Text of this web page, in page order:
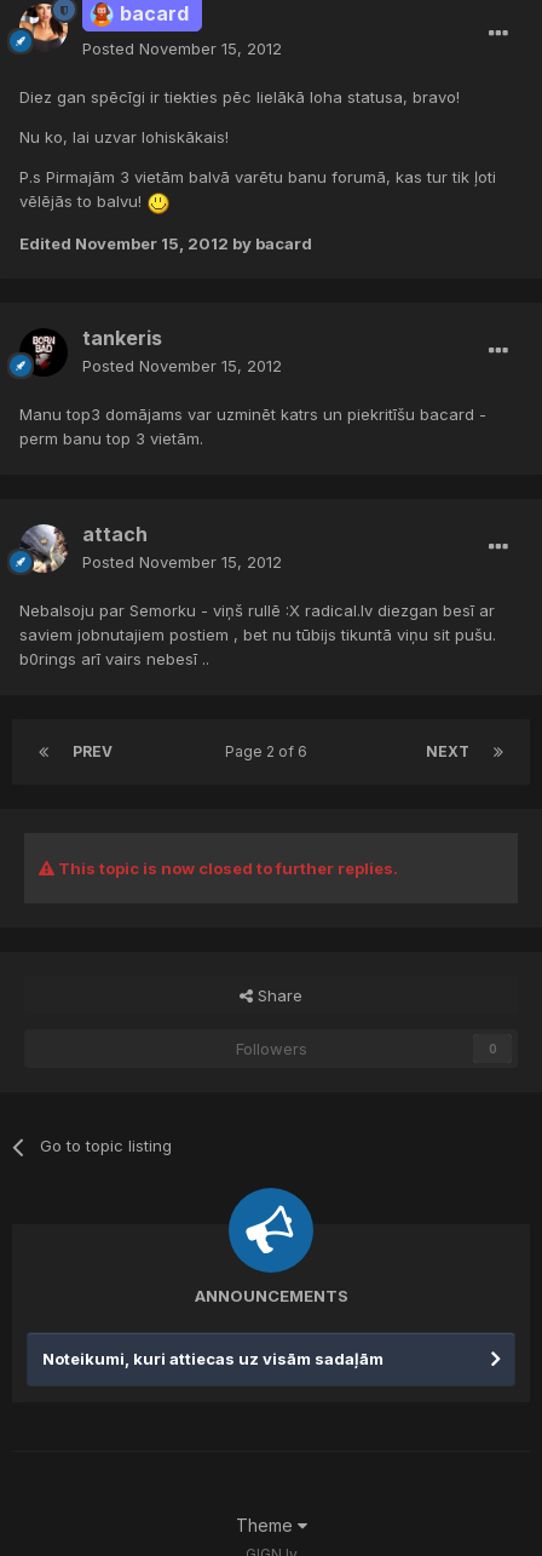
bacard
Posted November 15, 2012
Diez gan spēcīgi ir tiekties pēc lielākā loha statusa, bravo!
Nu ko, lai uzvar lohiskākais!
P.s Pirmajām 3 vietām balvā varētu banu forumā, kas tur tik ļoti
vēlējās to balvu!
Edited November 15, 2012 by bacard
tankeris
Posted November 15, 2012
Manu top3 domājams var uzminēt katrs un piekritīšu bacard -
perm banu top 3 vietām.
attach
Posted November 15, 2012
Nebalsoju par Semorku - viņš rullē :X radical.lv diezgan besī ar
saviem jobnutajiem postiem , bet nu tūbijs tikuntā viņu sit pušu.
b0rings arī vairs nebesī ..
PREV NEXT
Page 2 of 6
This topic is now closed to further replies.
Share
Followers 0
Go to topic listing
ANNOUNCEMENTS
Noteikumi, kuri attiecas uz visām sadaļām
Theme